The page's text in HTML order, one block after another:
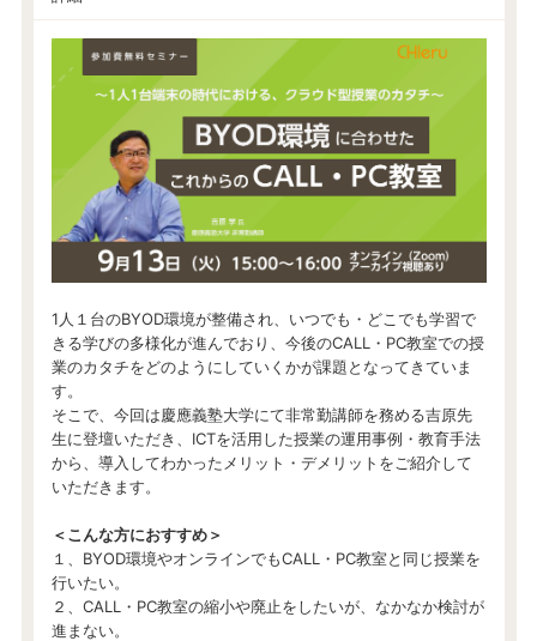
1人１台のBYOD環境が整備され、いつでも・どこでも学習で
きる学びの多様化が進んでおり、今後のCALL・PC教室での授
業のカタチをどのようにしていくかが課題となってきていま
す。
そこで、今回は慶應義塾大学にて非常勤講師を務める吉原先
生に登壇いただき、ICTを活用した授業の運用事例・教育手法
から、導入してわかったメリット・デメリットをご紹介して
いただきます。
＜こんな方におすすめ＞
１、BYOD環境やオンラインでもCALL・PC教室と同じ授業を
行いたい。
２、CALL・PC教室の縮小や廃止をしたいが、なかなか検討が
進まない。